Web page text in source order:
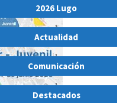
2026 Lugo
,
Actualidad
,
Comunicación
,
Destacados